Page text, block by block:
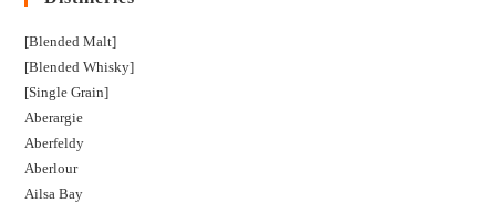
[Blended Malt]
[Blended Whisky]
[Single Grain]
Aberargie
Aberfeldy
Aberlour
Ailsa Bay